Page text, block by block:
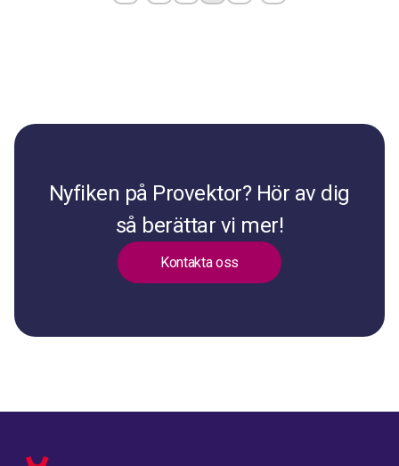
Nyfiken på Provektor? Hör av dig
så berättar vi mer!
Kontakta oss